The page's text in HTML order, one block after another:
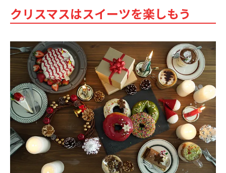
クリスマスはスイーツを楽しもう